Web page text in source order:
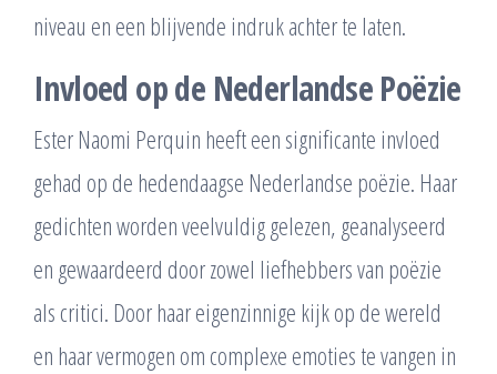
niveau en een blijvende indruk achter te laten.
Invloed op de Nederlandse Poëzie
Ester Naomi Perquin heeft een significante invloed
gehad op de hedendaagse Nederlandse poëzie. Haar
gedichten worden veelvuldig gelezen, geanalyseerd
en gewaardeerd door zowel liefhebbers van poëzie
als critici. Door haar eigenzinnige kijk op de wereld
en haar vermogen om complexe emoties te vangen in